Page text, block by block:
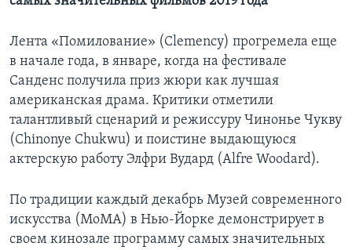
Лента «Помилование» (Clemency) прогремела еще
в начале года, в январе, когда на фестивале
Санденс получила приз жюри как лучшая
американская драма. Критики отметили
талантливый сценарий и режиссуру Чинонье Чукву
(Chinonye Chukwu) и поистине выдающуюся
актерскую работу Элфри Вудард (Alfre Woodard).
По традиции каждый декабрь Музей современного
искусства (MoMA) в Нью-Йорке демонстрирует в
своем кинозале программу самых значительных